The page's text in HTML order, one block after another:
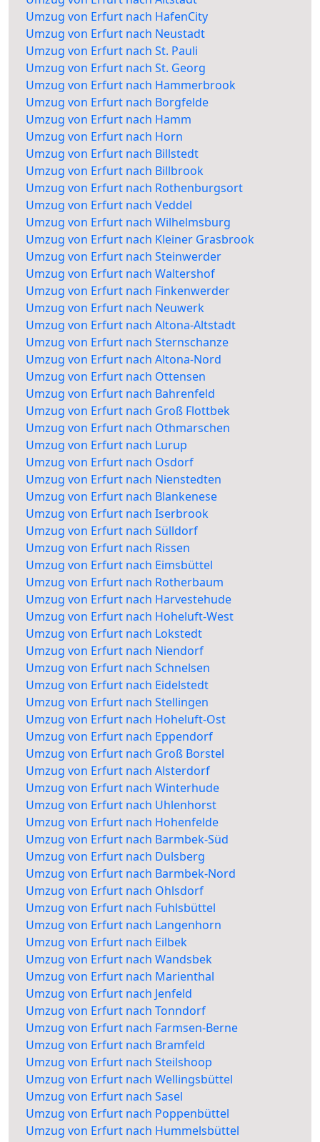
Umzug von Erfurt nach HafenCity
Umzug von Erfurt nach Neustadt
Umzug von Erfurt nach St. Pauli
Umzug von Erfurt nach St. Georg
Umzug von Erfurt nach Hammerbrook
Umzug von Erfurt nach Borgfelde
Umzug von Erfurt nach Hamm
Umzug von Erfurt nach Horn
Umzug von Erfurt nach Billstedt
Umzug von Erfurt nach Billbrook
Umzug von Erfurt nach Rothenburgsort
Umzug von Erfurt nach Veddel
Umzug von Erfurt nach Wilhelmsburg
Umzug von Erfurt nach Kleiner Grasbrook
Umzug von Erfurt nach Steinwerder
Umzug von Erfurt nach Waltershof
Umzug von Erfurt nach Finkenwerder
Umzug von Erfurt nach Neuwerk
Umzug von Erfurt nach Altona-Altstadt
Umzug von Erfurt nach Sternschanze
Umzug von Erfurt nach Altona-Nord
Umzug von Erfurt nach Ottensen
Umzug von Erfurt nach Bahrenfeld
Umzug von Erfurt nach Groß Flottbek
Umzug von Erfurt nach Othmarschen
Umzug von Erfurt nach Lurup
Umzug von Erfurt nach Osdorf
Umzug von Erfurt nach Nienstedten
Umzug von Erfurt nach Blankenese
Umzug von Erfurt nach Iserbrook
Umzug von Erfurt nach Sülldorf
Umzug von Erfurt nach Rissen
Umzug von Erfurt nach Eimsbüttel
Umzug von Erfurt nach Rotherbaum
Umzug von Erfurt nach Harvestehude
Umzug von Erfurt nach Hoheluft-West
Umzug von Erfurt nach Lokstedt
Umzug von Erfurt nach Niendorf
Umzug von Erfurt nach Schnelsen
Umzug von Erfurt nach Eidelstedt
Umzug von Erfurt nach Stellingen
Umzug von Erfurt nach Hoheluft-Ost
Umzug von Erfurt nach Eppendorf
Umzug von Erfurt nach Groß Borstel
Umzug von Erfurt nach Alsterdorf
Umzug von Erfurt nach Winterhude
Umzug von Erfurt nach Uhlenhorst
Umzug von Erfurt nach Hohenfelde
Umzug von Erfurt nach Barmbek-Süd
Umzug von Erfurt nach Dulsberg
Umzug von Erfurt nach Barmbek-Nord
Umzug von Erfurt nach Ohlsdorf
Umzug von Erfurt nach Fuhlsbüttel
Umzug von Erfurt nach Langenhorn
Umzug von Erfurt nach Eilbek
Umzug von Erfurt nach Wandsbek
Umzug von Erfurt nach Marienthal
Umzug von Erfurt nach Jenfeld
Umzug von Erfurt nach Tonndorf
Umzug von Erfurt nach Farmsen-Berne
Umzug von Erfurt nach Bramfeld
Umzug von Erfurt nach Steilshoop
Umzug von Erfurt nach Wellingsbüttel
Umzug von Erfurt nach Sasel
Umzug von Erfurt nach Poppenbüttel
Umzug von Erfurt nach Hummelsbüttel